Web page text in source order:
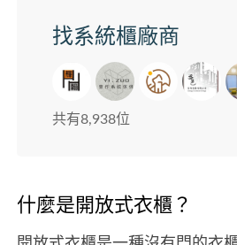
找系統櫃廠商
共有8,938位
什麼是開放式衣櫃？